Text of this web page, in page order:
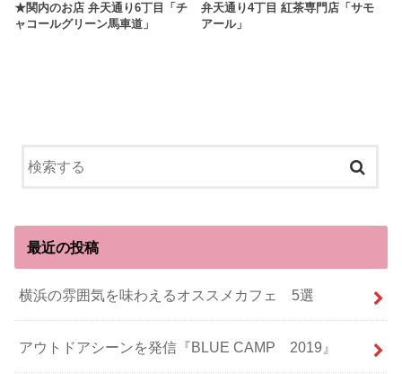
★関内のお店 弁天通り6丁目「チ
ャコールグリーン馬車道」
弁天通り4丁目 紅茶専門店「サモ
アール」
最近の投稿
横浜の雰囲気を味わえるオススメカフェ 5選
アウトドアシーンを発信『BLUE CAMP 2019』